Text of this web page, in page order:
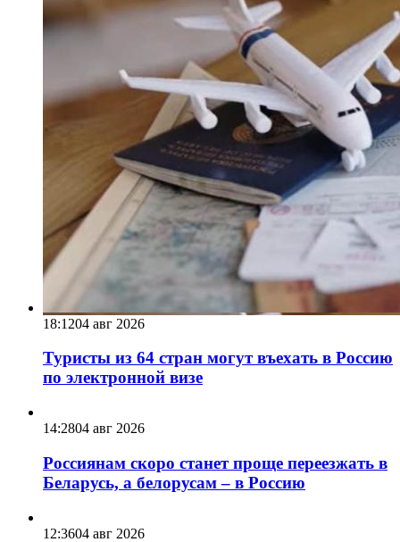
18:1204 авг 2026
Туристы из 64 стран могут въехать в Россию
по электронной визе
14:2804 авг 2026
Россиянам скоро станет проще переезжать в
Беларусь, а белорусам – в Россию
12:3604 авг 2026